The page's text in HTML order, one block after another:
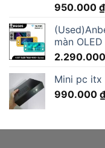
Được xếp
5 sao
950.000 ₫
màn OLED
2.290.000
Mini pc itx
990.000 ₫